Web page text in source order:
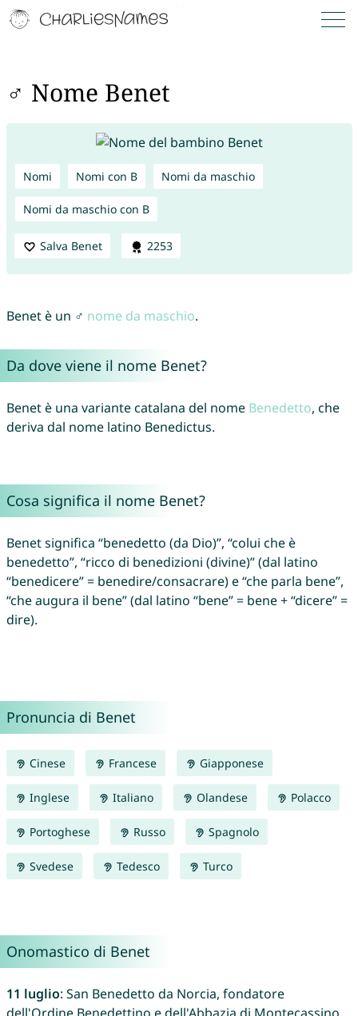
♂ Nome Benet
Nomi Nomi con B Nomi da maschio
Nomi da maschio con B
Salva Benet 2253
Benet è un ♂ nome da maschio.
Da dove viene il nome Benet?
Benet è una variante catalana del nome Benedetto, che
deriva dal nome latino Benedictus.
Cosa significa il nome Benet?
Benet significa “benedetto (da Dio)”, “colui che è
benedetto”, “ricco di benedizioni (divine)” (dal latino
“benedicere” = benedire/consacrare) e “che parla bene”,
“che augura il bene” (dal latino “bene” = bene + “dicere” =
dire).
Pronuncia di Benet
Cinese Francese Giapponese
Inglese Italiano Olandese Polacco
Portoghese Russo Spagnolo
Svedese Tedesco Turco
Onomastico di Benet
11 luglio: San Benedetto da Norcia, fondatore